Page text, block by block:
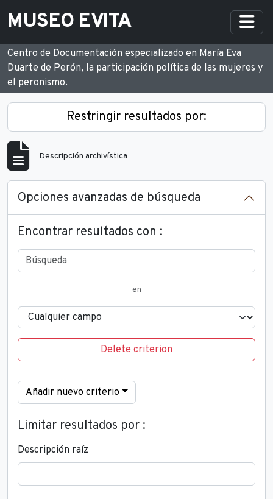
MUSEO EVITA
Centro de Documentación especializado en María Eva
Duarte de Perón, la participación política de las mujeres y
el peronismo.
Restringir resultados por:
Descripción archivística
Opciones avanzadas de búsqueda
Encontrar resultados con :
en
Delete criterion
Añadir nuevo criterio
Limitar resultados por :
Descripción raíz